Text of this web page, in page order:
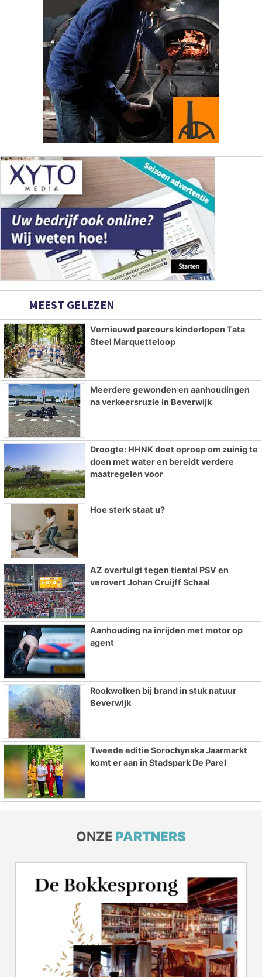
MEEST GELEZEN
Vernieuwd parcours kinderlopen Tata
Steel Marquetteloop
Meerdere gewonden en aanhoudingen
na verkeersruzie in Beverwijk
Droogte: HHNK doet oproep om zuinig te
doen met water en bereidt verdere
maatregelen voor
Hoe sterk staat u?
AZ overtuigt tegen tiental PSV en
verovert Johan Cruijff Schaal
Aanhouding na inrijden met motor op
agent
Rookwolken bij brand in stuk natuur
Beverwijk
Tweede editie Sorochynska Jaarmarkt
komt er aan in Stadspark De Parel
ONZE PARTNERS